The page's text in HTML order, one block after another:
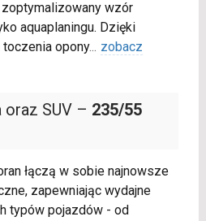
wzór
aquaplaningu. Dzięki
opony... zobacz
oraz SUV – 235/55
łączą w sobie najnowsze
zapewniając wydajne
typów pojazdów - od